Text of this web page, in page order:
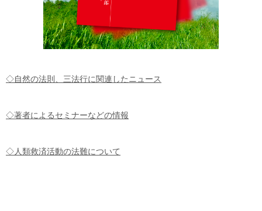
◇自然の法則、三法行に関連したニュース
◇著者によるセミナーなどの情報
◇人類救済活動の法難について